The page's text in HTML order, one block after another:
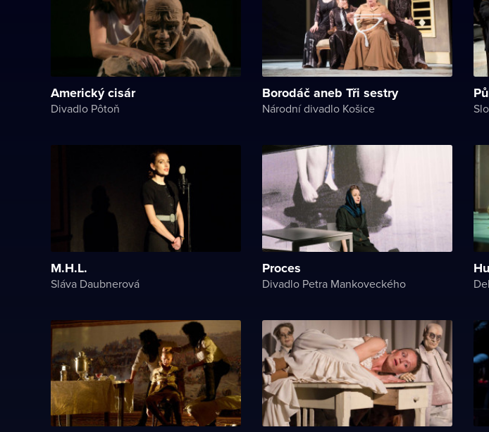
Americký cisár
Divadlo Pôtoň
Borodáč aneb Tři sestry
Národní divadlo Košice
M.H.L.
Sláva Daubnerová
Proces
Divadlo Petra Mankoveckého